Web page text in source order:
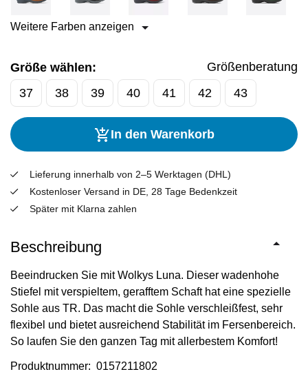
Weitere Farben anzeigen
Größe wählen:
Größenberatung
37
38 39 40 41 42 43
In den Warenkorb
Lieferung innerhalb von 2–5 Werktagen (DHL)
Kostenloser Versand in DE, 28 Tage Bedenkzeit
Später mit Klarna zahlen
Beschreibung
Beeindrucken Sie mit Wolkys Luna. Dieser wadenhohe
Stiefel mit verspieltem, gerafftem Schaft hat eine spezielle
Sohle aus TR. Das macht die Sohle verschleißfest, sehr
flexibel und bietet ausreichend Stabilität im Fersenbereich.
So laufen Sie den ganzen Tag mit allerbestem Komfort!
Produktnummer: 0157211802